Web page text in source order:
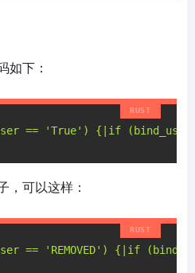
如下：
== 'True') {|if (bind_user
，可以这样：
== 'REMOVED') {|if